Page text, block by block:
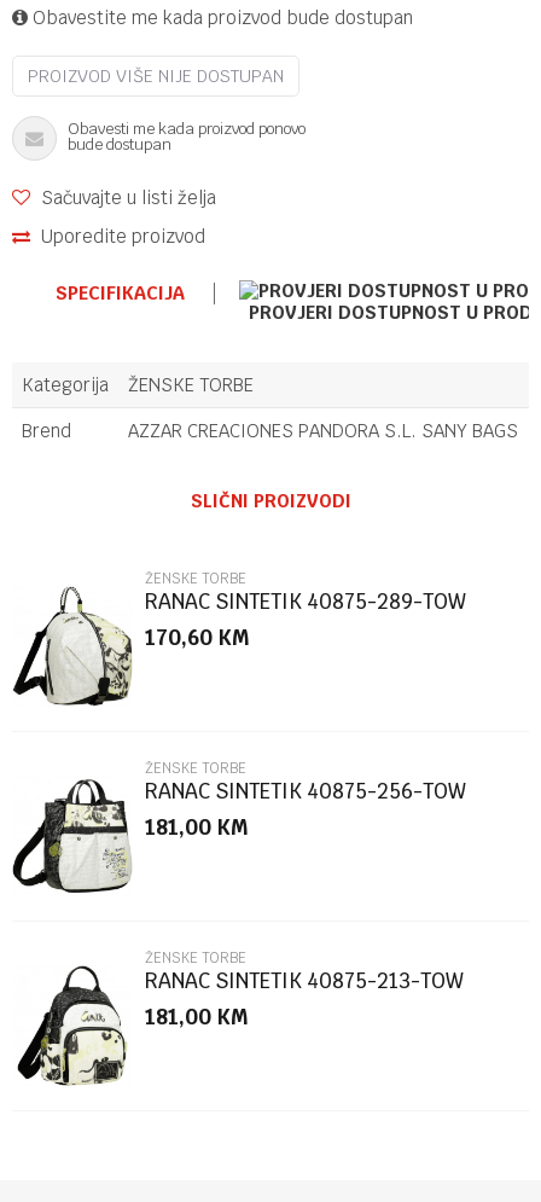
Obavestite me kada proizvod bude dostupan
PROIZVOD VIŠE NIJE DOSTUPAN
Obavesti me kada proizvod ponovo
bude dostupan
Sačuvajte u listi želja
Uporedite proizvod
SPECIFIKACIJA
PROVJERI DOSTUPNOST U
Kategorija
ŽENSKE TORBE
Brend
AZZAR CREACIONES PANDORA S.L. SANY BAGS
Poruka
POŠALJI
SLIČNI PROIZVODI
ŽENSKE TORBE
RANAC SINTETIK 40875-289-TOW
170,60 KM
ŽENSKE TORBE
RANAC SINTETIK 40875-256-TOW
181,00 KM
ŽENSKE TORBE
RANAC SINTETIK 40875-213-TOW
181,00 KM